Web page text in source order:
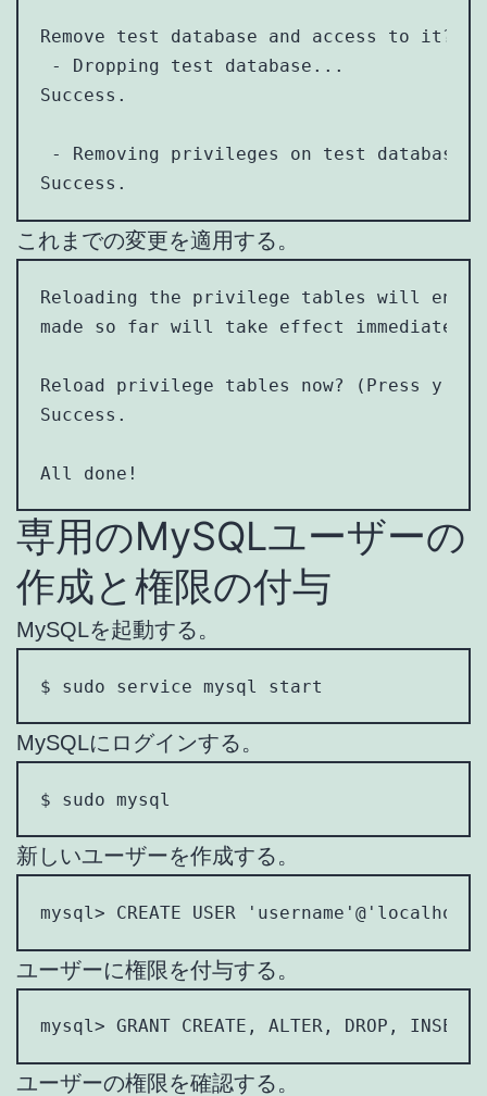
Remove test database and access to
- Dropping test database...
Success.
- Removing privileges on test
Success.
これまでの変更を適用する。
Reloading the privilege tables will
made so far will take effect immediately.
Reload privilege tables now? (Press
Success.
All done!
専用のMySQLユーザーの
作成と権限の付与
MySQLを起動する。
$ sudo service mysql start
MySQLにログインする。
$ sudo mysql
新しいユーザーを作成する。
mysql> CREATE USER
ユーザーに権限を付与する。
mysql> GRANT CREATE, ALTER, DROP,
ユーザーの権限を確認する。